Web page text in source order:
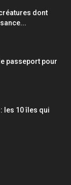
dont
passeport pour
les 10 îles qui